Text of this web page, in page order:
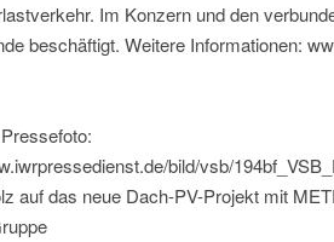
Im Konzern und den
beschäftigt. Weitere Informationen:
bild/vsb/
auf das neue Dach-PV-Projekt mit